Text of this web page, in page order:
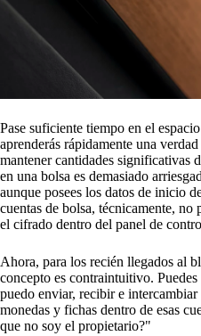
Pase suficiente tiempo en el
aprenderás rápidamente una
mantener cantidades significativas
en una bolsa es demasiado
aunque posees los datos de inicio
cuentas de bolsa, técnicamente, no
el cifrado dentro del panel de
Ahora, para los recién llegados al
concepto es contraintuitivo.
puedo enviar, recibir e intercambiar
monedas y fichas dentro de esas
que no soy el propietario?"